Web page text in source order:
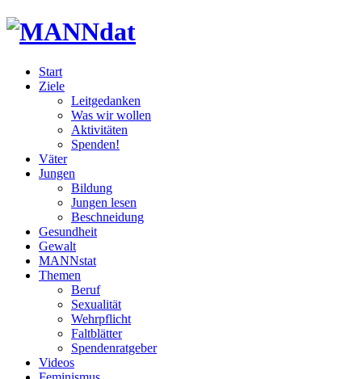
Start
Ziele
Leitgedanken
Was wir wollen
Aktivitäten
Spenden!
Väter
Jungen
Bildung
Jungen lesen
Beschneidung
Gesundheit
Gewalt
MANNstat
Themen
Beruf
Sexualität
Wehrpflicht
Faltblätter
Spendenratgeber
Videos